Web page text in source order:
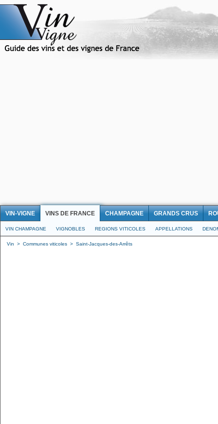
VIN-VIGNE VINS DE FRANCE CHAMPAGNE GRANDS CRUS
VIN CHAMPAGNE VIGNOBLES REGIONS VITICOLES APPELLATIONS
Vin > Communes viticoles > Saint-Jacques-des-Arrêts